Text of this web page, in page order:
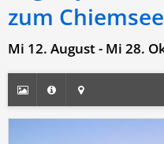
zum
Mi 12. August - Mi 28.